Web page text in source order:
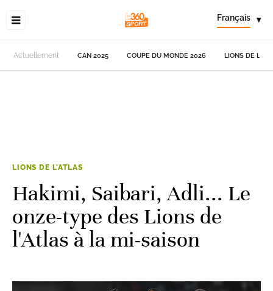
Français ▾
Actuellement CAN 2025 COUPE DU MONDE 2026 LIONS DE
LIONS DE L'ATLAS
Hakimi, Saibari, Adli... Le
onze-type des Lions de
l'Atlas à la mi-saison